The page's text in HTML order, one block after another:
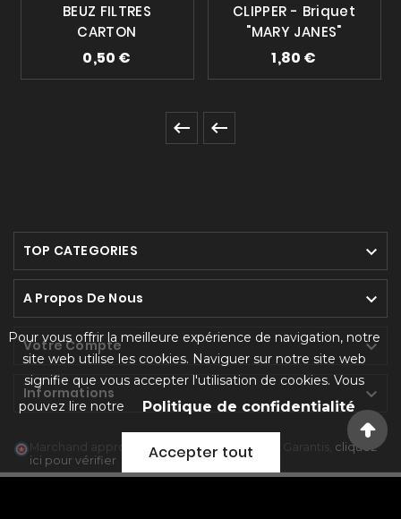
Pour vous offrir la meilleure expérience de navigation, notre
site web utilise les cookies. Naviguer sur notre site web
signifie que vous accepter l'utilisation de cookies. Vous
pouvez lire notre
Politique de confidentialité
Accepter tout
BEUZ FILTRES
CARTON
0,50 €
CLIPPER - Briquet
"MARY JANES"
1,80 €
 
TOP CATEGORIES 
A Propos De Nous 
Votre Compte 
Informations 
Marchand approuvé par la Société des Avis Garantis, cliquez
ici pour vérifier